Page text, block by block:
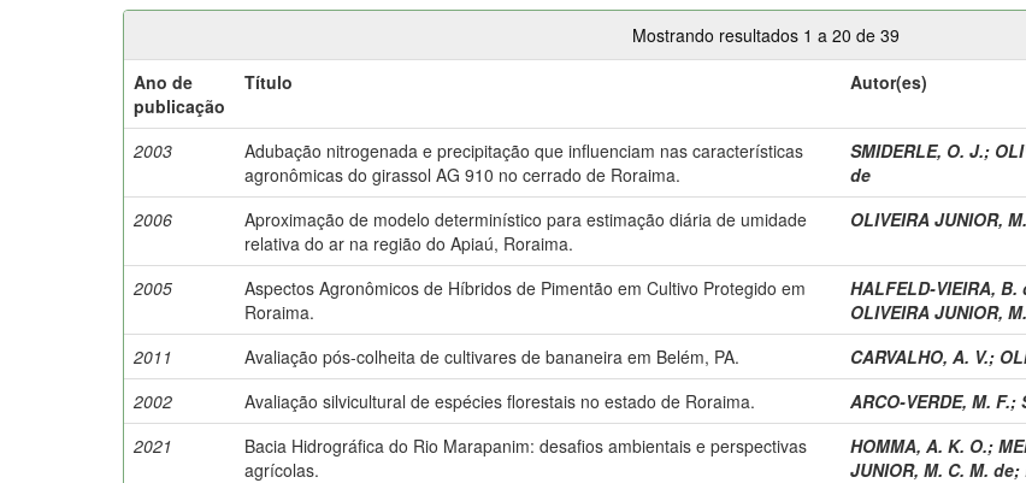
Mostrando resultados 1 a 20 de 39
Ano de
publicação
Título Autor(es)
2003
Adubação nitrogenada e precipitação que influenciam nas características
agronômicas do girassol AG 910 no cerrado de Roraima.
SMIDERLE, O. J.;
de
2006
Aproximação de modelo determinístico para estimação diária de umidade
relativa do ar na região do Apiaú, Roraima.
OLIVEIRA JUNIOR,
2005
Aspectos Agronômicos de Híbridos de Pimentão em Cultivo Protegido em
Roraima.
HALFELD-VIEIRA, B.
OLIVEIRA JUNIOR,
2011
Avaliação pós-colheita de cultivares de bananeira em Belém, PA. CARVALHO, A. V.;
2002
Avaliação silvicultural de espécies florestais no estado de Roraima. ARCO-VERDE, M. F.;
2021
Bacia Hidrográfica do Rio Marapanim: desafios ambientais e perspectivas
agrícolas.
HOMMA, A. K. O.;
JUNIOR, M. C. M. de;